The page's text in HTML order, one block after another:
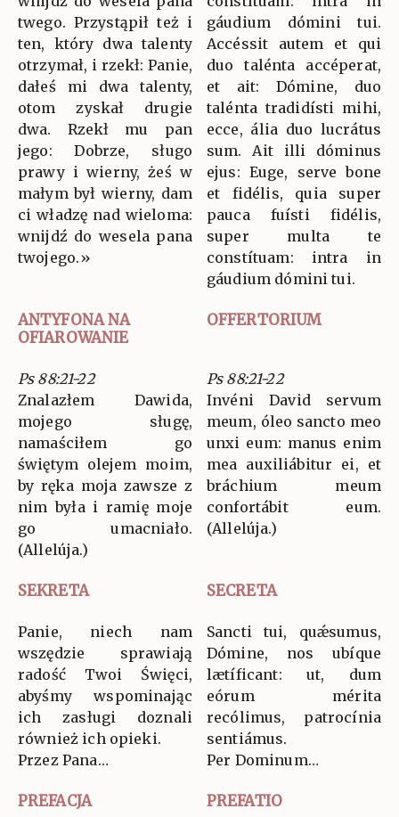
twego. Przystąpił też i
ten, który dwa talenty
otrzymał, i rzekł: Panie,
dałeś mi dwa talenty,
otom zyskał drugie
dwa. Rzekł mu pan
jego: Dobrze, sługo
prawy i wierny, żeś w
małym był wierny, dam
ci władzę nad wieloma:
wnijdź do wesela pana
twojego.»
gáudium dómini tui.
Accéssit autem et qui
duo talénta accéperat,
et ait: Dómine, duo
talénta tradidísti mihi,
ecce, ália duo lucrátus
sum. Ait illi dóminus
ejus: Euge, serve bone
et fidélis, quia super
pauca fuísti fidélis,
super multa te
constítuam: intra in
gáudium dómini tui.
ANTYFONA NA
OFIAROWANIE
OFFERTORIUM
Ps 88:21-22
Znalazłem Dawida,
mojego sługę,
namaściłem go
świętym olejem moim,
by ręka moja zawsze z
nim była i ramię moje
go umacniało.
(Allelúja.)
Ps 88:21-22
Invéni David servum
meum, óleo sancto meo
unxi eum: manus enim
mea auxiliábitur ei, et
bráchium meum
confortábit eum.
(Allelúja.)
SEKRETA SECRETA
Panie, niech nam
wszędzie sprawiają
radość Twoi Święci,
abyśmy wspominając
ich zasługi doznali
również ich opieki.
Przez Pana…
Sancti tui, quǽsumus,
Dómine, nos ubíque
lætíficant: ut, dum
eórum mérita
recólimus, patrocínia
sentiámus.
Per Dominum…
PREFACJA PREFATIO